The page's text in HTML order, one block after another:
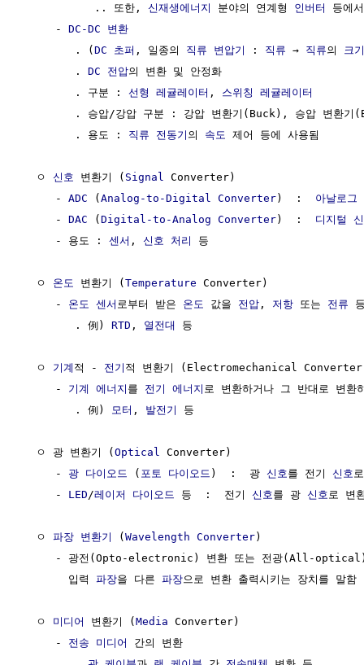
           .. 또한,
신재생에너지 분야의 연계형 인버터
등에
     -
DC-DC 변환
        . (
DC 초퍼 , 일종의 직류 변압기 : 직류 → 직류의
크
        .
DC 전압의 변환 및 안정화
        . 구분 :
선형 레귤레이터 , 스위칭 레귤레이터
. 승압/강압 구분 : 강압 변환기(Buck), 승압 변환기
        . 용도 :
직류 전동기 의 속도 제어 등에 사용됨
  ㅇ
신호 변환기 ( Signal
Converter)
     -
ADC (Analog-to-Digital Converter)  : 아날로그
     -
DAC (Digital-to-Analog Converter)  : 디지털
     - 용도 :
센서 , 신호 처리 등
  ㅇ
온도 변환기 (Temperature Converter)
     -
온도 센서 로부터 받은 온도 값을 전압 , 저항 또는 전류
        . 例)
RTD , 열전대 등
  ㅇ
기계 적 - 전기 적 변환기 (Electromechanical
     -
기계 에너지 를 전기 에너지 로 변환하거나 그 반대로 변환
        . 例)
모터 , 발전기 등
  ㅇ 광 변환기 (
Optical
Converter)
     -
광 다이오드 ( 포토 다이오드 )  :  광 신호를 전기 신호
     -
LED /레이저 다이오드 등  :  전기 신호를 광 신호 로 변
  ㅇ
파장 변환기 (Wavelength Converter)
- 광전(Opto-electronic) 변환 또는 전광(All-optical)
       입력
파장을 다른 파장으로 변환 출력시키는 장치를 말함
  ㅇ
미디어 변환기 (Media Converter)
     -
전송 미디어
간의 변환